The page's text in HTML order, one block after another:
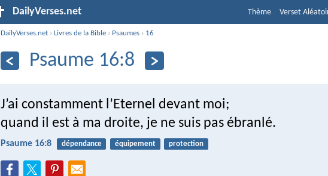
DailyVerses.net Thème Verset
DailyVerses.net ›Livres de la Bible › Psaumes › 16
Psaume 16:8
J’ai constamment l’Eternel devant moi;
quand il est à ma droite, je ne suis pas ébranlé.
Psaume 16:8 dépendance équipement protection